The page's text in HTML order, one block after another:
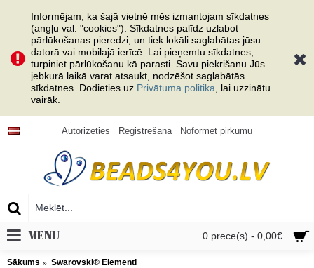
Informējam, ka šajā vietnē mēs izmantojam sīkdatnes
(angļu val. "cookies"). Sīkdatnes palīdz uzlabot
pārlūkošanas pieredzi, un tiek lokāli saglabātas jūsu
datorā vai mobilajā ierīcē. Lai pieņemtu sīkdatnes,
turpiniet pārlūkošanu kā parasti. Savu piekrišanu Jūs
jebkurā laikā varat atsaukt, nodzēšot saglabātās
sīkdatnes. Dodieties uz Privātuma politika , lai uzzinātu
vairāk.
Autorizēties Reģistrēšana Noformēt pirkumu
0 prece(s) - 0,00€
MENU
Sākums
Swarovski® Elementi